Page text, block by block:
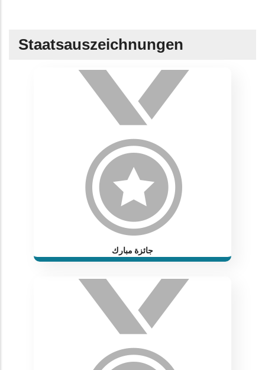
Staatsauszeichnungen
جائزة مبارك